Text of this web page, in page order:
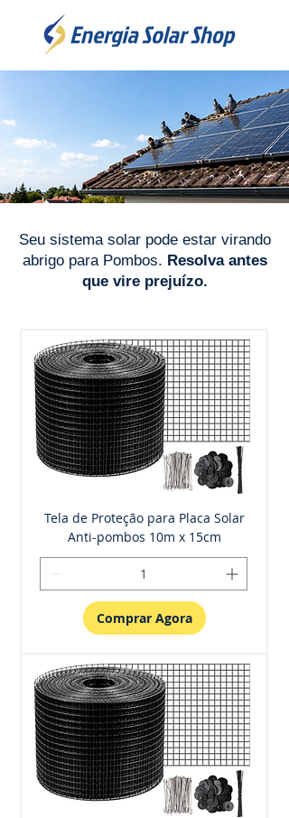
Seu sistema solar pode estar virando
abrigo para Pombos. Resolva antes
que vire prejuízo.
Tela de Proteção para Placa Solar
Anti-pombos 10m x 15cm
Comprar Agora